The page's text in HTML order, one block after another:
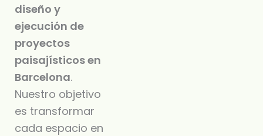
diseño y
ejecución de
proyectos
paisajísticos en
Barcelona.
Nuestro objetivo
es transformar
cada espacio en